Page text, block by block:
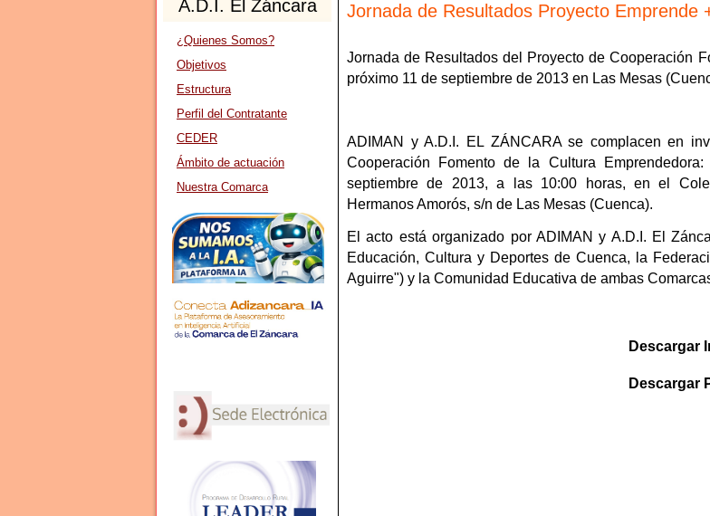
A.D.I. El Záncara
¿Quienes Somos?
Objetivos
Estructura
Perfil del Contratante
CEDER
Ámbito de actuación
Nuestra Comarca
Jornada de Resultados Proyecto Emprende
Jornada de Resultados del Proyecto de Cooperación
próximo 11 de septiembre de 2013 en Las Mesas
ADIMAN y A.D.I. EL ZÁNCARA se complacen en
Cooperación Fomento de la Cultura
septiembre de 2013, a las 10:00 horas, en el
Hermanos Amorós, s/n de Las Mesas (Cuenca).
El acto está organizado por ADIMAN y A.D.I. El
Educación, Cultura y Deportes de Cuenca, la
Aguirre") y la Comunidad Educativa de ambas
Descargar
Descargar